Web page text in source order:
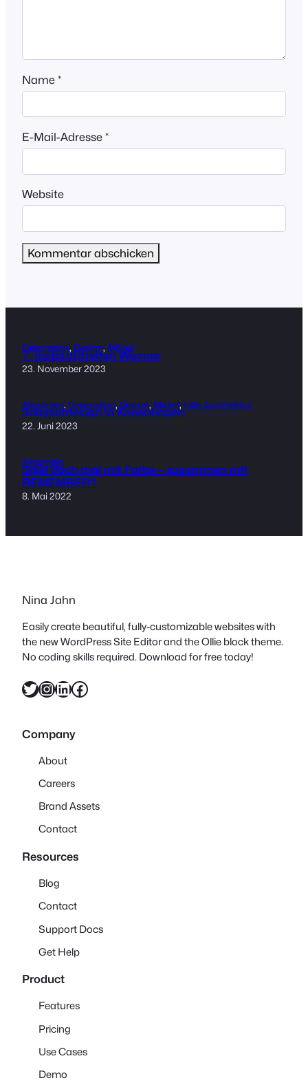
Name *
E-Mail-Adresse *
Website
Dekoration, Design, Möbel
7. Insta(dt)treffen Weimar
23. November 2023
Allgemein, Dekoration, Design, Möbel, tolle Architektur
3daysofdesign in Kopenhagen
22. Juni 2023
Allgemein
Spiel doch mal mit Farbe – zusammen mit
REMEMBER®
8. Mai 2022
Nina Jahn
Easily create beautiful, fully-customizable websites with
the new WordPress Site Editor and the Ollie block theme.
No coding skills required. Download for free today!
Twitter InstagramLinkedIn Facebook
Company
About
Careers
Brand Assets
Contact
Resources
Blog
Contact
Support Docs
Get Help
Product
Features
Pricing
Use Cases
Demo